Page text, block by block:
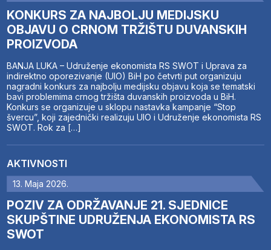
KONKURS ZA NAJBOLJU MEDIJSKU
OBJAVU O CRNOM TRŽIŠTU DUVANSKIH
PROIZVODA
BANJA LUKA – Udruženje ekonomista RS SWOT i Uprava za
indirektno oporezivanje (UIO) BiH po četvrti put organizuju
nagradni konkurs za najbolju medijsku objavu koja se tematski
bavi problemima crnog tržišta duvanskih proizvoda u BiH.
Konkurs se organizuje u sklopu nastavka kampanje “Stop
švercu”, koji zajednički realizuju UIO i Udruženje ekonomista RS
SWOT. Rok za […]
AKTIVNOSTI
13. Maja 2026.
POZIV ZA ODRŽAVANJE 21. SJEDNICE
SKUPŠTINE UDRUŽENJA EKONOMISTA RS
SWOT